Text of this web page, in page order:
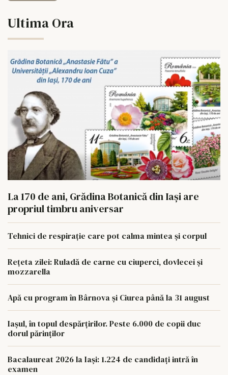
Ultima Ora
La 170 de ani, Grădina Botanică din Iași are
propriul timbru aniversar
Tehnici de respirație care pot calma mintea și corpul
Rețeta zilei: Ruladă de carne cu ciuperci, dovlecei și
mozzarella
Apă cu program în Bârnova și Ciurea până la 31 august
Iașul, în topul despărțirilor. Peste 6.000 de copii duc
dorul părinților
Bacalaureat 2026 la Iași: 1.224 de candidați intră în
examen